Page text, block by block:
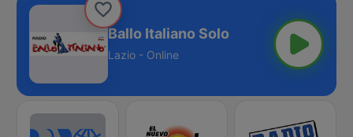
Ballo Italiano Solo
Lazio - Online